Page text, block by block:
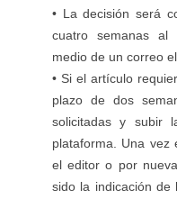
• La decisión será
cuatro semanas al
medio de un correo
• Si el artículo
plazo de dos
solicitadas y subir
plataforma. Una vez
el editor o por
sido la indicación de